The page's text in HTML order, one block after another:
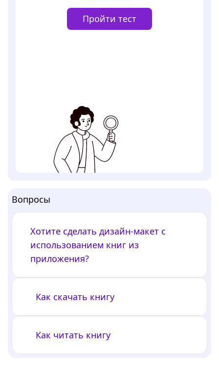
Пройти тест
Вопросы
Хотите сделать дизайн-макет с
использованием книг из
приложения?
Как скачать книгу
Как читать книгу